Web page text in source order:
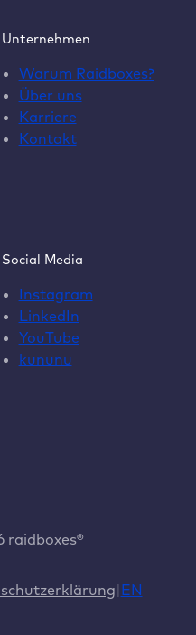
Unternehmen
Warum Raidboxes?
Über uns
Karriere
Kontakt
Social Media
Instagram
LinkedIn
YouTube
kununu
raidboxes®
EN